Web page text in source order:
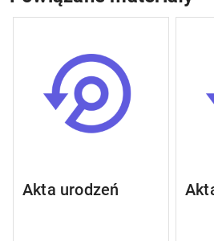
Akta urodzeń